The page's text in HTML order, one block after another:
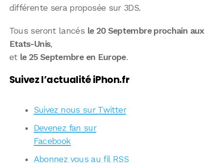
différente sera proposée sur 3DS.
Tous seront lancés le 20 Septembre prochain aux
Etats-Unis,
et le 25 Septembre en Europe.
Suivez l’actualité iPhon.fr
Suivez nous sur Twitter
Devenez fan sur
Facebook
Abonnez vous au fil RSS